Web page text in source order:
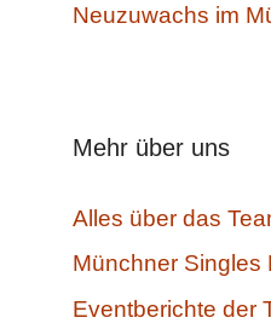
Neuzuwachs im
Mehr über uns
Alles über das
Münchner Singles
Eventberichte der